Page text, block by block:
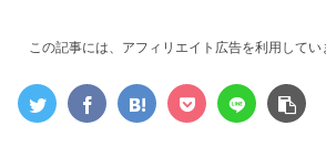
この記事には、アフィリエイト広告を利用してい